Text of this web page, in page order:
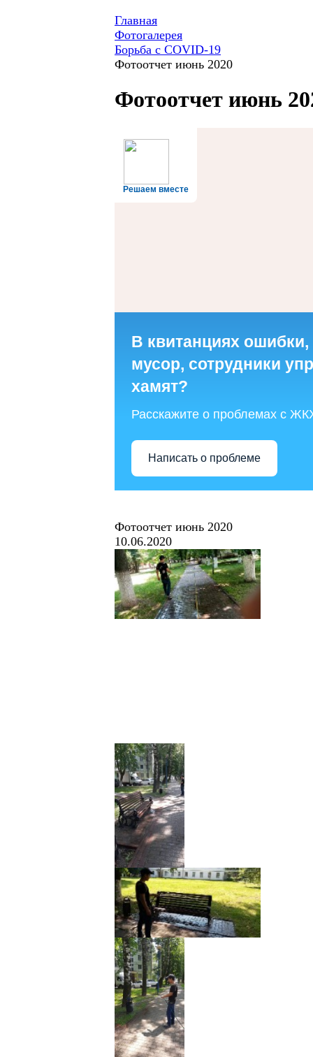
Главная
Фотогалерея
Борьба с COVID-19
Фотоотчет июнь 2020
Фотоотчет июнь
Решаем вместе
В квитанциях
мусор, сотрудники
хамят?
Расскажите о проблемах с
Написать о проблеме
Фотоотчет июнь 2020
10.06.2020